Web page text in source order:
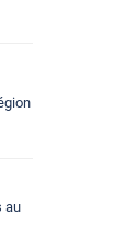
au